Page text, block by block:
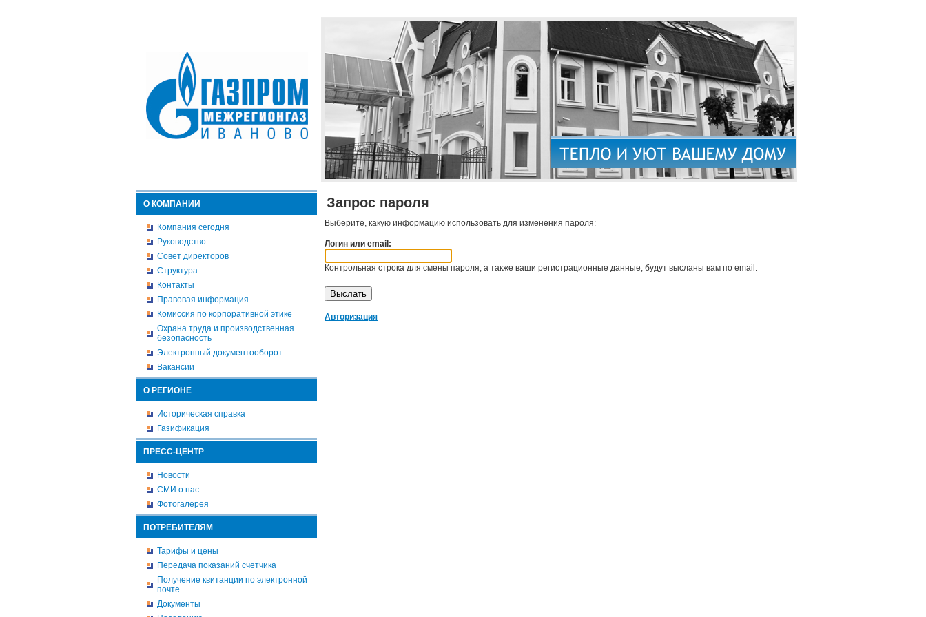
О КОМПАНИИ
Компания сегодня
Руководство
Совет директоров
Структура
Контакты
Правовая информация
Комиссия по корпоративной этике
Охрана труда и производственная
безопасность
Электронный документооборот
Вакансии
О РЕГИОНЕ
Историческая справка
Газификация
ПРЕСС-ЦЕНТР
Новости
СМИ о нас
Фотогалерея
ПОТРЕБИТЕЛЯМ
Тарифы и цены
Передача показаний счетчика
Получение квитанции по электронной
почте
Документы
Запрос пароля
Выберите, какую информацию использовать для изменения пароля:
Логин или email:
Контрольная строка для смены пароля, а также ваши регистрационные данные, будут высланы вам по email.
Авторизация